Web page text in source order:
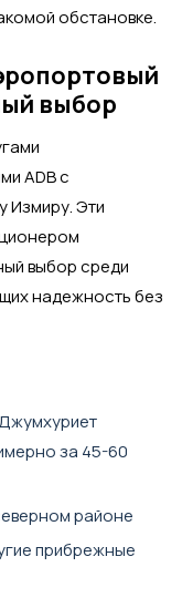
обстановке.
выбор
ADB с
Измиру. Эти
выбор среди
надежность без
за 45-60
районе
прибрежные